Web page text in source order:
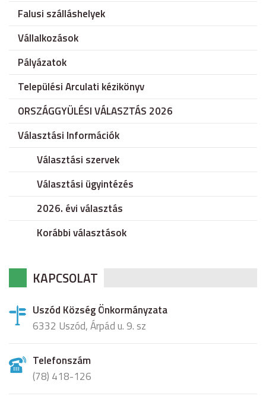
Falusi szálláshelyek
Vállalkozások
Pályázatok
Települési Arculati kézikönyv
ORSZÁGGYÜLÉSI VÁLASZTÁS 2026
Választási Információk
Választási szervek
Választási ügyintézés
2026. évi választás
Korábbi választások
KAPCSOLAT
Uszód Község Önkormányzata
6332 Uszód, Árpád u. 9. sz
Telefonszám
(78) 418-126